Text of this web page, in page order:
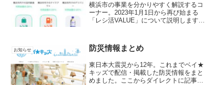
横浜市の事業を分かりやすく解説するコ
ーナー。2023年1月1日から再び始まる
「レシ活VALUE」について説明します
回は飲食店・ガソリン代は対象外。食料
品等...
お知らせ 防災情報まとめ
東日本大震災から12年。これまでベイ★
キッズで配信・掲載した防災情報をまと
めました。ここからダイレクトに記事を